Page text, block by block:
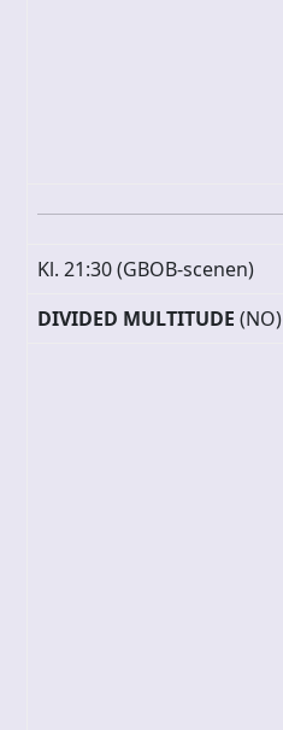
Kl. 21:30 (GBOB-scenen)
DIVIDED MULTITUDE (NO)